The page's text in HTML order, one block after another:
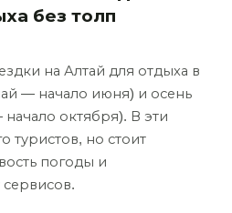
без толп
на Алтай для отдыха в
— начало июня) и осень
октября). В эти
туристов, но стоит
погоды и